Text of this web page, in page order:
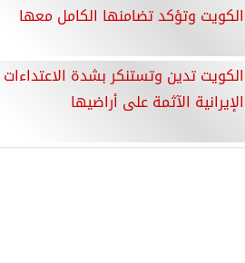
الكويت وتؤكد تضامنها الكامل معها
الكويت تدين وتستنكر بشدة الاعتداءات
الإيرانية الآثمة على أراضيها